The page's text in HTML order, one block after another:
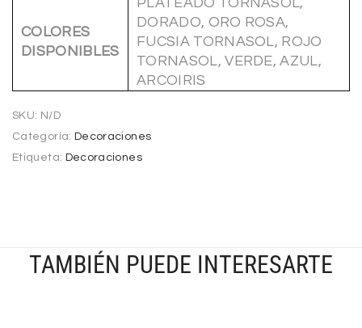
COLORES
DISPONIBLES
DORADO, ORO ROSA,
FUCSIA TORNASOL, ROJO
TORNASOL, VERDE, AZUL,
ARCOIRIS
SKU: N/D
Categoría: Decoraciones
Etiqueta: Decoraciones
TAMBIÉN PUEDE INTERESARTE